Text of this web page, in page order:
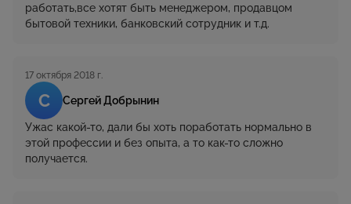
работать,все хотят быть менеджером, продавцом
бытовой техники, банковский сотрудник и т.д.
С Сергей Добрынин
17 октября 2018 г.
Ужас какой-то, дали бы хоть поработать нормально в
этой профессии и без опыта, а то как-то сложно
получается.